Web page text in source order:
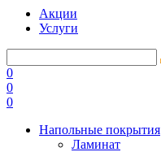
Акции
Услуги
0
0
0
Напольные покрытия
Ламинат